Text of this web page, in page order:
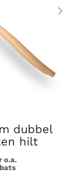
dubbel
hilt
o.a.